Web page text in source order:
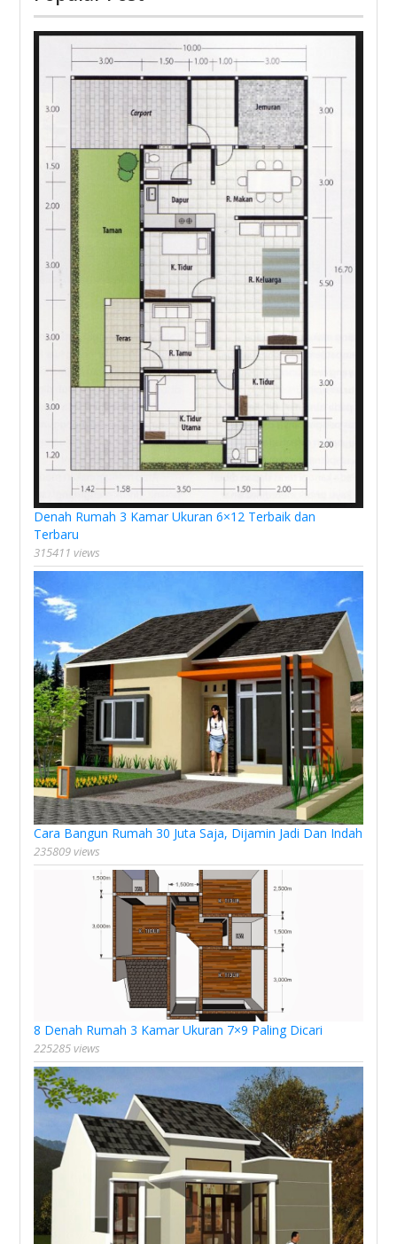
Denah Rumah 3 Kamar Ukuran 6×12 Terbaik dan
Terbaru
315411 views
Cara Bangun Rumah 30 Juta Saja, Dijamin Jadi Dan Indah
235809 views
8 Denah Rumah 3 Kamar Ukuran 7×9 Paling Dicari
225285 views